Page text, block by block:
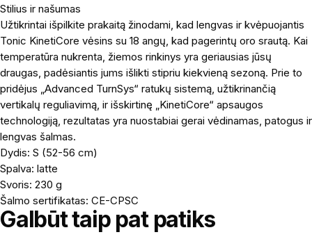
Stilius ir našumas
Užtikrintai išpilkite prakaitą žinodami, kad lengvas ir kvėpuojantis
Tonic KinetiCore vėsins su 18 angų, kad pagerintų oro srautą. Kai
temperatūra nukrenta, žiemos rinkinys yra geriausias jūsų
draugas, padėsiantis jums išlikti stipriu kiekvieną sezoną. Prie to
pridėjus „Advanced TurnSys“ ratukų sistemą, užtikrinančią
vertikalų reguliavimą, ir išskirtinę „KinetiCore“ apsaugos
technologiją, rezultatas yra nuostabiai gerai vėdinamas, patogus ir
lengvas šalmas.
Dydis: S (52-56 cm)
Spalva: latte
Svoris: 230 g
Šalmo sertifikatas: CE-CPSC
Galbūt taip pat patiks